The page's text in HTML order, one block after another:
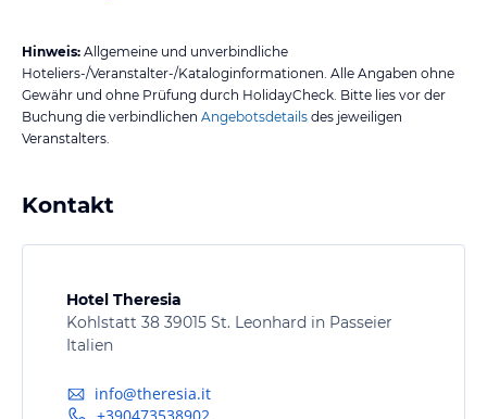
Hinweis: Allgemeine und unverbindliche
Hoteliers-/Veranstalter-/Kataloginformationen. Alle Angaben ohne
Gewähr und ohne Prüfung durch HolidayCheck. Bitte lies vor der
Buchung die verbindlichen Angebotsdetails des jeweiligen
Veranstalters.
Kontakt
Hotel Theresia
Kohlstatt 38 39015 St. Leonhard in Passeier
Italien
info@theresia.it